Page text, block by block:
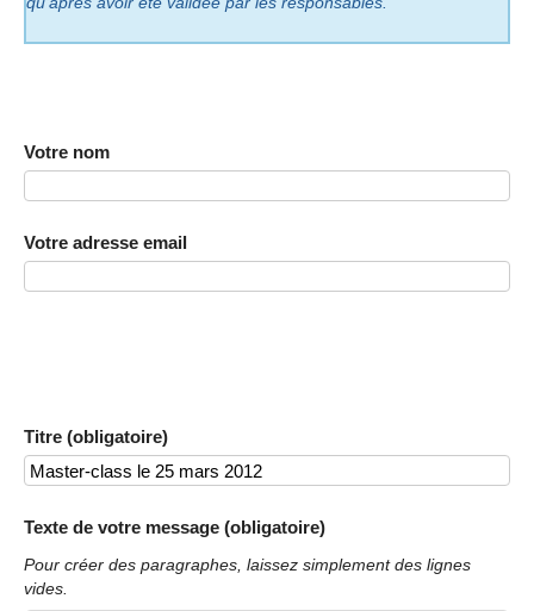
Votre nom
Votre adresse email
Titre (obligatoire)
Texte de votre message (obligatoire)
Pour créer des paragraphes, laissez simplement des lignes
vides.